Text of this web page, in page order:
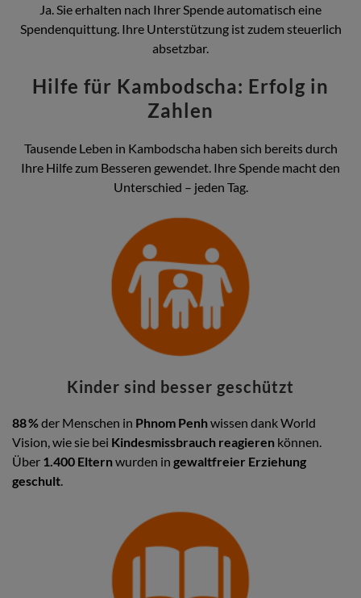
Ja. Sie erhalten nach Ihrer Spende automatisch eine
Spendenquittung. Ihre Unterstützung ist zudem steuerlich
absetzbar.
Hilfe für Kambodscha: Erfolg in
Zahlen
Tausende Leben in Kambodscha haben sich bereits durch
Ihre Hilfe zum Besseren gewendet. Ihre Spende macht den
Unterschied – jeden Tag.
Kinder sind besser geschützt
88 %der Menschen in Phnom Penhwissen dank World
Vision, wie sie bei Kindesmissbrauch reagieren können.
Über 1.400 Elternwurden in gewaltfreier Erziehung
geschult